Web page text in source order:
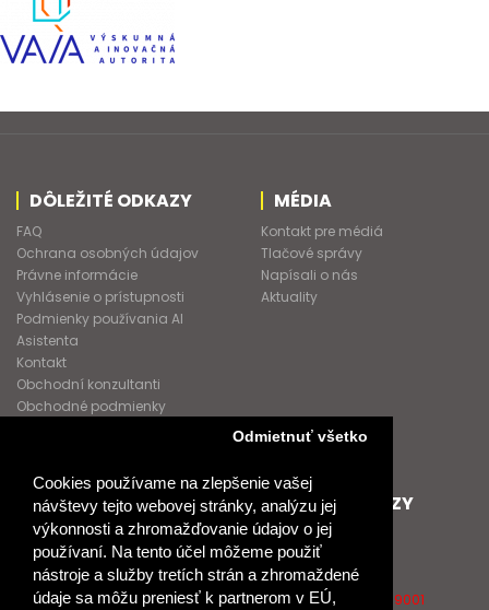
Cookies používame na zlepšenie vašej
návštevy tejto webovej stránky, analýzu jej
výkonnosti a zhromažďovanie údajov o jej
používaní. Na tento účel môžeme použiť
nástroje a služby tretích strán a zhromaždené
údaje sa môžu preniesť k partnerom v EÚ,
Odmietnuť všetko
DÔLEŽITÉ ODKAZY
FAQ
Ochrana osobných údajov
Právne informácie
Vyhlásenie o prístupnosti
Podmienky používania AI
Asistenta
Kontakt
Obchodní konzultanti
Obchodné podmienky
MÉDIA
Kontakt pre médiá
Tlačové správy
Napísali o nás
Aktuality
SPOLUPRACUJEME
Podporujeme
Naše projekty
Spolupracujeme
Pošlite nám správu
ĎALŠIE ODKAZY
O Raabe
O Klett
Naši autori
Certifikát kvality ISO 9001